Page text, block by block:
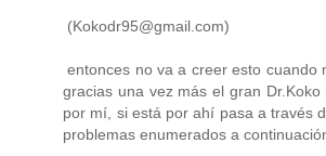
(Kokodr95@gmail.com)
entonces no va a creer esto cuando
gracias una vez más el gran
por mí, si está por ahí pasa a través
problemas enumerados a